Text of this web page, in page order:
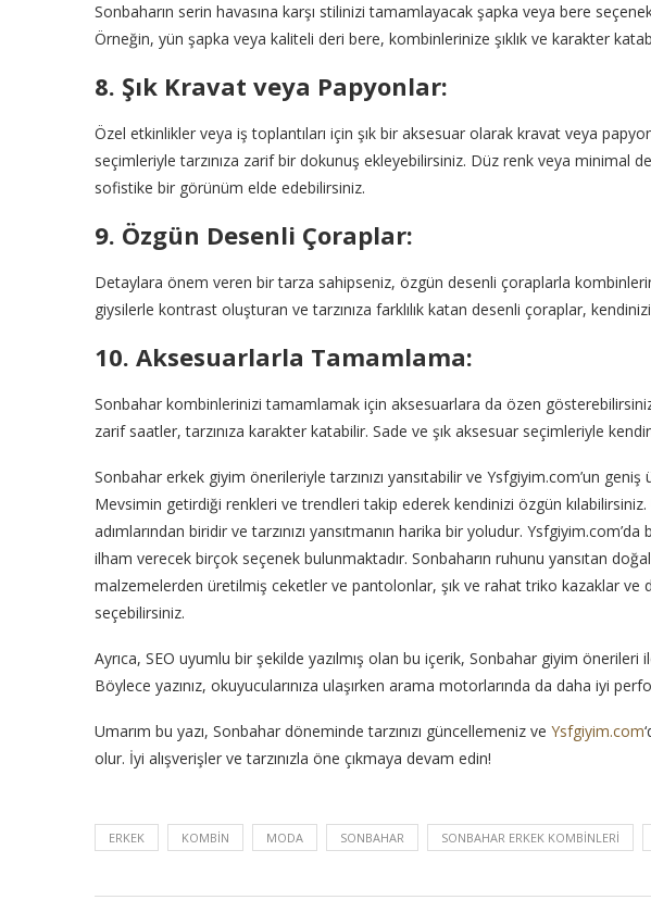
Sonbaharın serin havasına karşı stilinizi tamamlayacak şapka veya bere
Örneğin, yün şapka veya kaliteli deri bere, kombinlerinize şıklık ve karakter
8. Şık Kravat veya Papyonlar:
Özel etkinlikler veya iş toplantıları için şık bir aksesuar olarak kravat veya
seçimleriyle tarzınıza zarif bir dokunuş ekleyebilirsiniz. Düz renk veya minimal
sofistike bir görünüm elde edebilirsiniz.
9. Özgün Desenli Çoraplar:
Detaylara önem veren bir tarza sahipseniz, özgün desenli çoraplarla
giysilerle kontrast oluşturan ve tarzınıza farklılık katan desenli çoraplar,
10. Aksesuarlarla Tamamlama:
Sonbahar kombinlerinizi tamamlamak için aksesuarlara da özen
zarif saatler, tarzınıza karakter katabilir. Sade ve şık aksesuar seçimleriyle
Sonbahar erkek giyim önerileriyle tarzınızı yansıtabilir ve Ysfgiyim.com’un
Mevsimin getirdiği renkleri ve trendleri takip ederek kendinizi özgün
adımlarından biridir ve tarzınızı yansıtmanın harika bir yoludur.
ilham verecek birçok seçenek bulunmaktadır. Sonbaharın ruhunu yansıtan
malzemelerden üretilmiş ceketler ve pantolonlar, şık ve rahat triko kazaklar ve
seçebilirsiniz.
Ayrıca, SEO uyumlu bir şekilde yazılmış olan bu içerik, Sonbahar giyim
Böylece yazınız, okuyucularınıza ulaşırken arama motorlarında da daha iyi
Umarım bu yazı, Sonbahar döneminde tarzınızı güncellemeniz ve Ysfgiyim.com
olur. İyi alışverişler ve tarzınızla öne çıkmaya devam edin!
ERKEK KOMBIN MODA SONBAHAR SONBAHAR ERKEK KOMBINLERI